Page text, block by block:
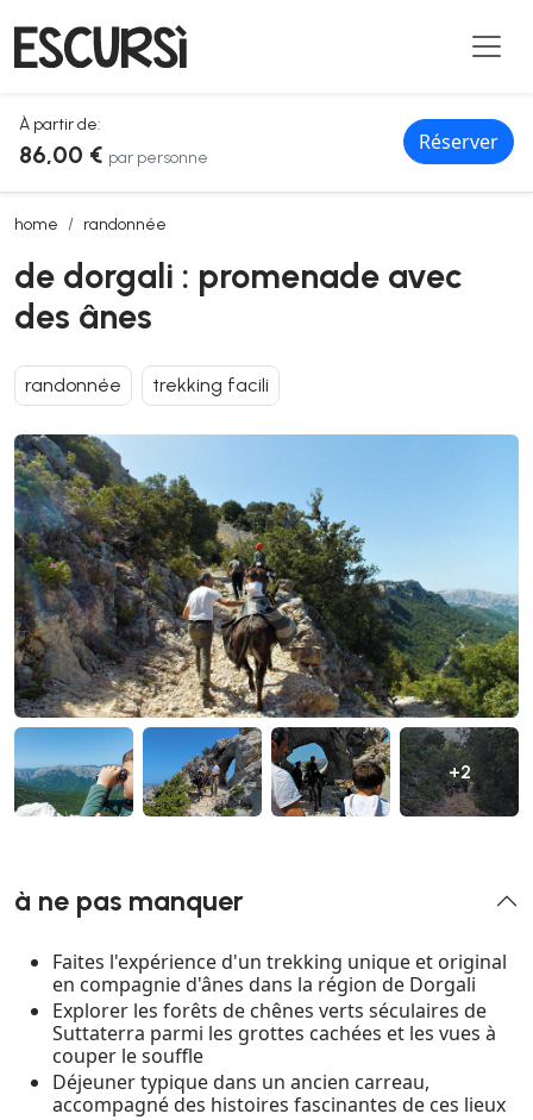
À partir de:
86,00 € par personne
Réserver
home randonnée
de dorgali : promenade avec des ânes
de dorgali : promenade avec
des ânes
randonnée trekking facili
+2
à ne pas manquer
Faites l'expérience d'un trekking unique et original
en compagnie d'ânes dans la région de Dorgali
Explorer les forêts de chênes verts séculaires de
Suttaterra parmi les grottes cachées et les vues à
couper le souffle
Déjeuner typique dans un ancien carreau,
accompagné des histoires fascinantes de ces lieux